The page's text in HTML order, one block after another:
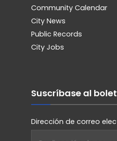
Community Calendar
City News
Public Records
City Jobs
Suscríbase al
Dirección de correo